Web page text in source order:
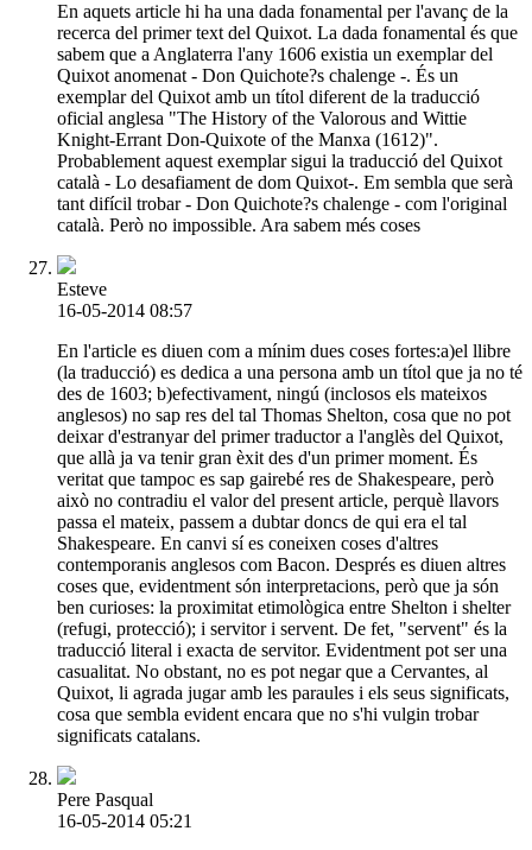
En aquets article hi ha una dada fonamental per l'avanç de la
recerca del primer text del Quixot. La dada fonamental és que
sabem que a Anglaterra l'any 1606 existia un exemplar del
Quixot anomenat - Don Quichote?s chalenge -. És un
exemplar del Quixot amb un títol diferent de la traducció
oficial anglesa "The History of the Valorous and Wittie
Knight-Errant Don-Quixote of the Manxa (1612)".
Probablement aquest exemplar sigui la traducció del Quixot
català - Lo desafiament de dom Quixot-. Em sembla que serà
tant difícil trobar - Don Quichote?s chalenge - com l'original
català. Però no impossible. Ara sabem més coses
Esteve
16-05-2014 08:57
En l'article es diuen com a mínim dues coses fortes:a)el llibre
(la traducció) es dedica a una persona amb un títol que ja no té
des de 1603; b)efectivament, ningú (inclosos els mateixos
anglesos) no sap res del tal Thomas Shelton, cosa que no pot
deixar d'estranyar del primer traductor a l'anglès del Quixot,
que allà ja va tenir gran èxit des d'un primer moment. És
veritat que tampoc es sap gairebé res de Shakespeare, però
això no contradiu el valor del present article, perquè llavors
passa el mateix, passem a dubtar doncs de qui era el tal
Shakespeare. En canvi sí es coneixen coses d'altres
contemporanis anglesos com Bacon. Després es diuen altres
coses que, evidentment són interpretacions, però que ja són
ben curioses: la proximitat etimològica entre Shelton i shelter
(refugi, protecció); i servitor i servent. De fet, "servent" és la
traducció literal i exacta de servitor. Evidentment pot ser una
casualitat. No obstant, no es pot negar que a Cervantes, al
Quixot, li agrada jugar amb les paraules i els seus significats,
cosa que sembla evident encara que no s'hi vulgin trobar
significats catalans.
Pere Pasqual
16-05-2014 05:21